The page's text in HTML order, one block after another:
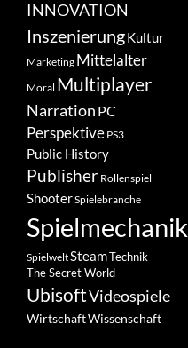
INNOVATION
InszenierungKultur
Marketing Mittelalter
Moral Multiplayer
Narration PC
Perspektive PS3
Public History
Publisher Rollenspiel
ShooterSpielebranche
Spielmechanik
SpielweltSteamTechnik
The Secret World
UbisoftVideospiele
WirtschaftWissenschaft